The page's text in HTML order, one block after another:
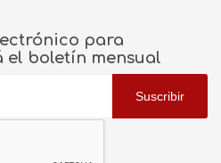
para
boletín mensual
Suscribir